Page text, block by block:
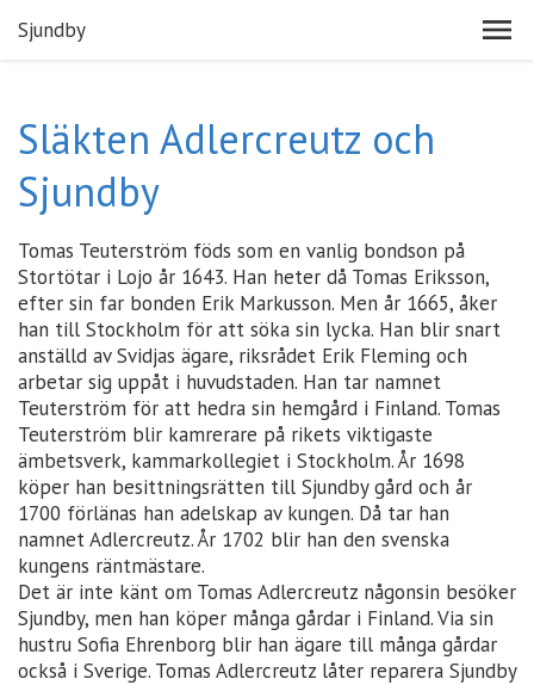
Sjundby
Släkten Adlercreutz och
Sjundby
Tomas Teuterström föds som en vanlig bondson på
Stortötar i Lojo år 1643. Han heter då Tomas Eriksson,
efter sin far bonden Erik Markusson. Men år 1665, åker
han till Stockholm för att söka sin lycka. Han blir snart
anställd av Svidjas ägare, riksrådet Erik Fleming och
arbetar sig uppåt i huvudstaden. Han tar namnet
Teuterström för att hedra sin hemgård i Finland. Tomas
Teuterström blir kamrerare på rikets viktigaste
ämbetsverk, kammarkollegiet i Stockholm. År 1698
köper han besittningsrätten till Sjundby gård och år
1700 förlänas han adelskap av kungen. Då tar han
namnet Adlercreutz. År 1702 blir han den svenska
kungens räntmästare.
Det är inte känt om Tomas Adlercreutz någonsin besöker
Sjundby, men han köper många gårdar i Finland. Via sin
hustru Sofia Ehrenborg blir han ägare till många gårdar
också i Sverige. Tomas Adlercreutz låter reparera Sjundby